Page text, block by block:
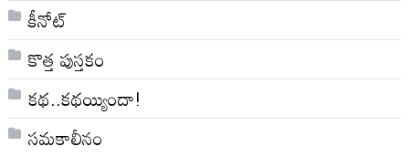
కీనోట్
కొత్త పుస్తకం
కథ..కథయ్యిందా!
సమకాలీనం